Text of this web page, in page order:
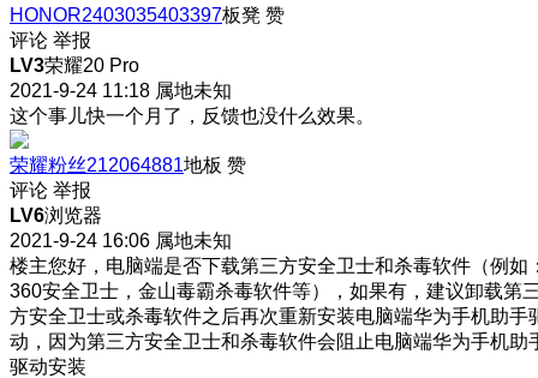
HONOR2403035403397板凳 赞
评论 举报
LV3荣耀20 Pro
2021-9-24 11:18 属地未知
这个事儿快一个月了，反馈也没什么效果。
荣耀粉丝212064881地板 赞
评论 举报
LV6浏览器
2021-9-24 16:06 属地未知
楼主您好，电脑端是否下载第三方安全卫士和杀毒软件（例如
360安全卫士，金山毒霸杀毒软件等），如果有，建议卸载第
方安全卫士或杀毒软件之后再次重新安装电脑端华为手机助手
动，因为第三方安全卫士和杀毒软件会阻止电脑端华为手机助
驱动安装